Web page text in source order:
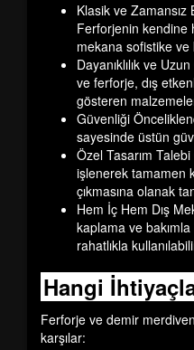
Klasik ve
Ferforjenin kendine
mekana sofistike
Dayanıklılık ve
ve ferforje, dış
gösteren
Güvenliği
sayesinde üstün
Özel Tasarım
işlenerek tamamen
çıkmasına olanak
Hem İç Hem Dış
kaplama ve
rahatlıkla
Hangi
Ferforje ve demir
karşılar: